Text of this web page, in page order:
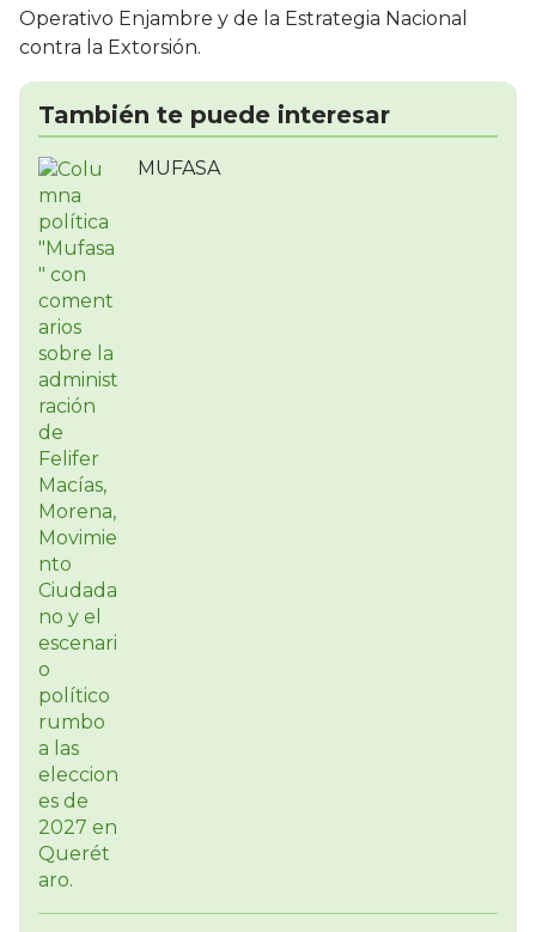
Operativo Enjambre y de la Estrategia Nacional
contra la Extorsión.
También te puede interesar
MUFASA